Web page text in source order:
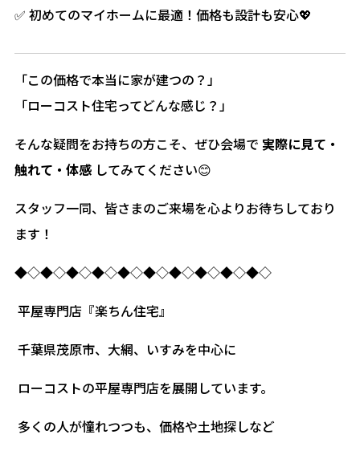
✅ 初めてのマイホームに最適！価格も設計も安心💖
「この価格で本当に家が建つの？」
「ローコスト住宅ってどんな感じ？」
そんな疑問をお持ちの方こそ、ぜひ会場で 実際に見て・
触れて・体感してみてください😊
スタッフ一同、皆さまのご来場を心よりお待ちしており
ます！
◆◇◆◇◆◇◆◇◆◇◆◇◆◇◆◇◆◇◆◇
平屋専門店『楽ちん住宅』
千葉県茂原市、大網、いすみを中心に
ローコストの平屋専門店を展開しています。
多くの人が憧れつつも、価格や土地探しなど